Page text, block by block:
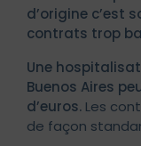
d’origine c’est
contrats trop
Une
Buenos Aires
d’euros. Les
de façon